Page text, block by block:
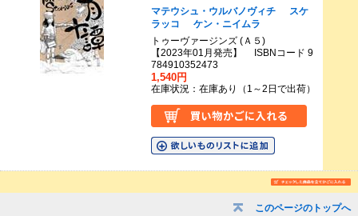
このページのトップへ
マテウシュ・ウルバノヴィチ
スケ
ラッコ
ケン・ニイムラ
トゥーヴァージンズ (Ａ５)
【2023年01月発売】 ISBNコード 9
784910352473
1,540円
在庫状況：在庫あり（1～2日で出荷）